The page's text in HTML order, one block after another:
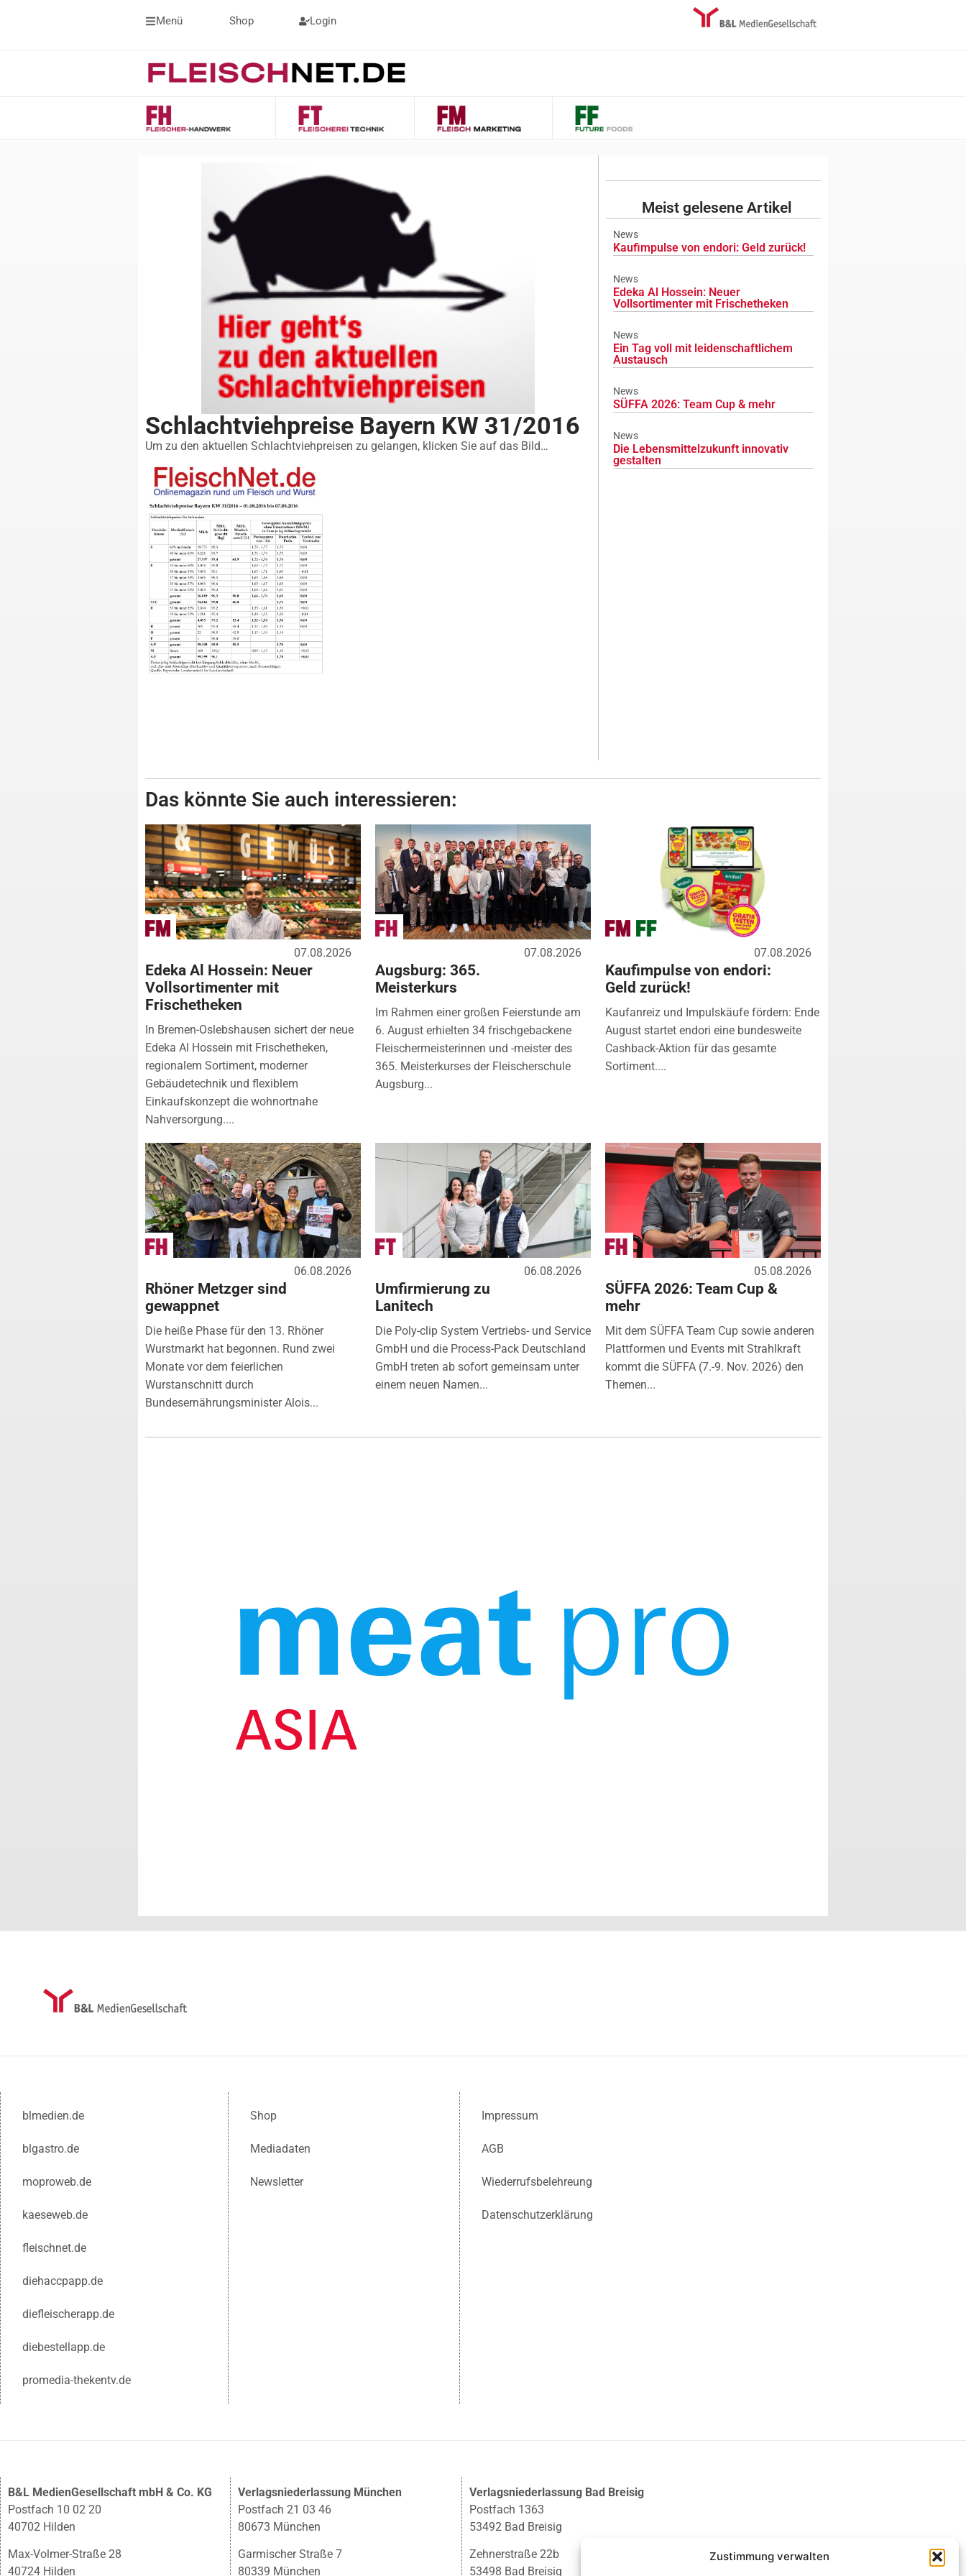
Zustimmung verwalten
Menü Shop Login
Schlachtviehpreise Bayern KW 31/2016
Um zu den aktuellen Schlachtviehpreisen zu gelangen, klicken Sie auf das Bild…
Meist gelesene Artikel
News
Kaufimpulse von endori: Geld zurück!
News
Edeka Al Hossein: Neuer
Vollsortimenter mit Frischetheken
News
Ein Tag voll mit leidenschaftlichem
Austausch
News
SÜFFA 2026: Team Cup & mehr
News
Die Lebensmittelzukunft innovativ
gestalten
Das könnte Sie auch interessieren:
07.08.2026
Edeka Al Hossein: Neuer
Vollsortimenter mit
Frischetheken
In Bremen-Oslebshausen sichert der neue
Edeka Al Hossein mit Frischetheken,
regionalem Sortiment, moderner
Gebäudetechnik und flexiblem
Einkaufskonzept die wohnortnahe
Nahversorgung....
07.08.2026
Augsburg: 365.
Meisterkurs
Im Rahmen einer großen Feierstunde am
6. August erhielten 34 frischgebackene
Fleischermeisterinnen und -meister des
365. Meisterkurses der Fleischerschule
Augsburg...
07.08.2026
Kaufimpulse von endori:
Geld zurück!
Kaufanreiz und Impulskäufe fördern: Ende
August startet endori eine bundesweite
Cashback-Aktion für das gesamte
Sortiment....
06.08.2026
Rhöner Metzger sind
gewappnet
Die heiße Phase für den 13. Rhöner
Wurstmarkt hat begonnen. Rund zwei
Monate vor dem feierlichen
Wurstanschnitt durch
Bundesernährungsminister Alois...
06.08.2026
Umfirmierung zu
Lanitech
Die Poly-clip System Vertriebs- und Service
GmbH und die Process-Pack Deutschland
GmbH treten ab sofort gemeinsam unter
einem neuen Namen...
05.08.2026
SÜFFA 2026: Team Cup &
mehr
Mit dem SÜFFA Team Cup sowie anderen
Plattformen und Events mit Strahlkraft
kommt die SÜFFA (7.-9. Nov. 2026) den
Themen...
blmedien.de
blgastro.de
moproweb.de
kaeseweb.de
fleischnet.de
diehaccpapp.de
diefleischerapp.de
diebestellapp.de
promedia-thekentv.de
Shop
Mediadaten
Newsletter
Impressum
AGB
Wiederrufsbelehreung
Datenschutzerklärung
B&L MedienGesellschaft mbH & Co. KG
Postfach 10 02 20
40702 Hilden
Max-Volmer-Straße 28
40724 Hilden
Verlagsniederlassung München
Postfach 21 03 46
80673 München
Garmischer Straße 7
80339 München
Verlagsniederlassung Bad Breisig
Postfach 1363
53492 Bad Breisig
Zehnerstraße 22b
53498 Bad Breisig